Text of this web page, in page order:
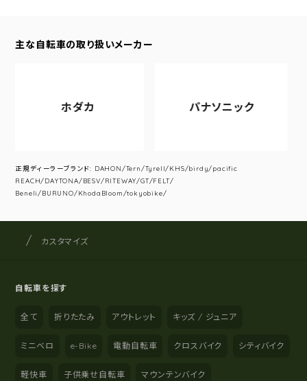
主な自転車の取り扱いメーカー
ホダカ パナソニック
正規ディーラーブランド: DAHON/Tern/Tyrell/KHS/birdy/pacific
REACH/DAYTONA/BESV/RITEWAY/GT/FELT/
Beneli/BURUNO/KhodaBloom/tokyobike/
サイト内の現在地
サイクルショップナカゴヤ
カスタマイズ
自転車を探す
全て 折りたたみ アウトレット キッズ / ジュニア
ミニベロ e-Bike 電動自転車 クロスバイク シティバイク
軽快車 子供乗せ自転車 マウンテンバイク